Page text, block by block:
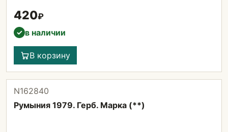
420₽
✓ в наличии
В корзину
N162840
Румыния 1979. Герб. Марка (**)